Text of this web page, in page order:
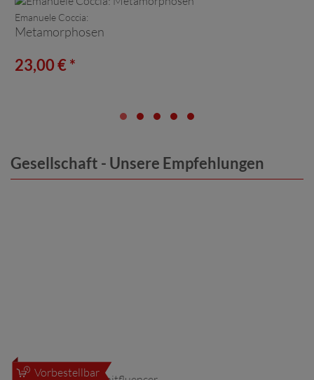
Emanuele Coccia:
Metamorphosen
23,00 € *
Gesellschaft - Unsere Empfehlungen
Vorbestellbar